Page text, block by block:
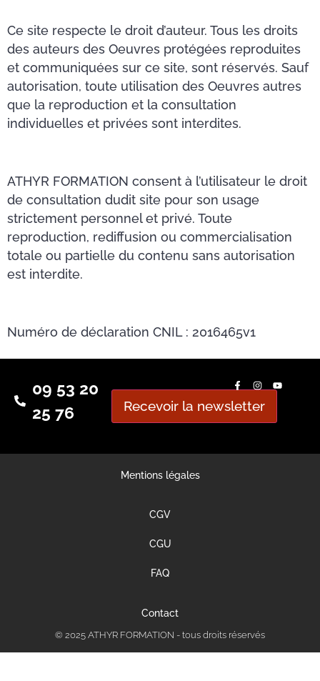
Ce site respecte le droit d’auteur. Tous les droits
des auteurs des Oeuvres protégées reproduites
et communiquées sur ce site, sont réservés. Sauf
autorisation, toute utilisation des Oeuvres autres
que la reproduction et la consultation
individuelles et privées sont interdites.
ATHYR FORMATION consent à l’utilisateur le droit
de consultation dudit site pour son usage
strictement personnel et privé. Toute
reproduction, rediffusion ou commercialisation
totale ou partielle du contenu sans autorisation
est interdite.
Numéro de déclaration CNIL : 2016465v1
09 53 20
25 76
Recevoir la newsletter
Mentions légales
CGV
CGU
FAQ
Contact
© 2025 ATHYR FORMATION - tous droits réservés